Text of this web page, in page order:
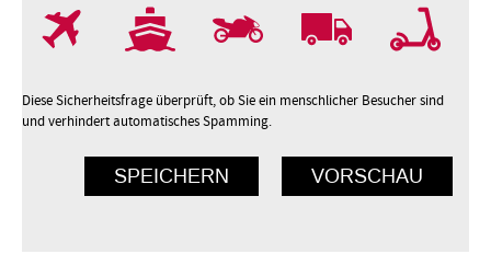
Diese Sicherheitsfrage überprüft, ob Sie ein menschlicher Besucher sind
und verhindert automatisches Spamming.